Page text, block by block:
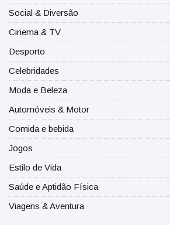
Social & Diversão
Cinema & TV
Desporto
Celebridades
Moda e Beleza
Automóveis & Motor
Comida e bebida
Jogos
Estilo de Vida
Saúde e Aptidão Física
Viagens & Aventura